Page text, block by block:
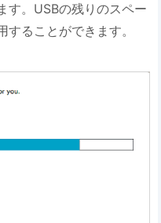
す。USBの残りのスペー
ることができます。